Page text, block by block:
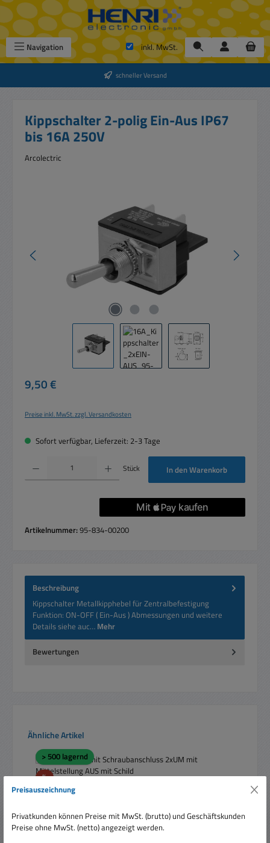
Zum Hauptinhalt springen
Navigation inkl. MwSt.
schneller Versand
Kippschalter 2-polig Ein-Aus IP67
bis 16A 250V
Arcolectric
Regulärer Preis:
9,50 €
Preise inkl. MwSt. zzgl. Versandkosten
Sofort verfügbar, Lieferzeit: 2-3 Tage
Produkt Anzahl: Gib den gewünschten Wert ein oder benutze die Schaltflächen um
Stück In den Warenkorb
Artikelnummer:95-834-00200
Beschreibung
Kippschalter Metallkipphebel für Zentralbefestigung
Funktion: ON-OFF ( Ein-Aus ) Abmessungen und weitere
Details siehe auc… Mehr
Bewertungen
Produktgalerie überspringen
Ähnliche Artikel
> 500 lagernd
%Rabatt
Preisauszeichnung
Privatkunden können Preise mit MwSt. (brutto) und Geschäftskunden
Preise ohne MwSt. (netto) angezeigt werden.